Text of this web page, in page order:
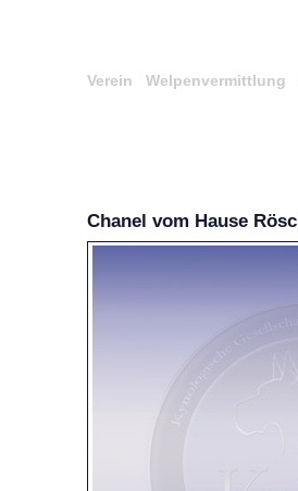
Verein Welpenvermittlung
Chanel vom Hause